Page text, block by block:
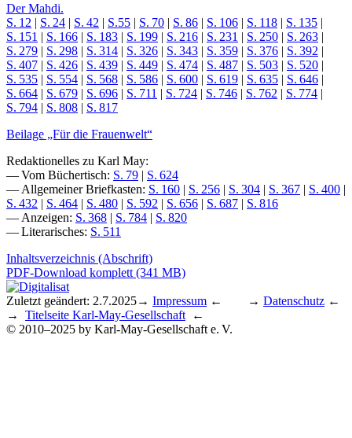
Der Mahdi.
S. 12 | S. 24 | S. 42 | S.55 | S. 70 | S. 86 | S. 106 | S. 118 | S. 135 |
S. 151 | S. 166 | S. 183 | S. 199 | S. 216 | S. 231 | S. 250 | S. 263 |
S. 279 | S. 298 | S. 314 | S. 326 | S. 343 | S. 359 | S. 376 | S. 392 |
S. 407 | S. 426 | S. 439 | S. 449 | S. 474 | S. 487 | S. 503 | S. 520 |
S. 535 | S. 554 | S. 568 | S. 586 | S. 600 | S. 619 | S. 635 | S. 646 |
S. 664 | S. 679 | S. 696 | S. 711 | S. 724 | S. 746 | S. 762 | S. 774 |
S. 794 | S. 808 | S. 817
Beilage „Für die Frauenwelt“
Redaktionelles zu Karl May:
— Vom Büchertisch: S. 79 | S. 624
— Allgemeiner Briefkasten: S. 160 | S. 256 | S. 304 | S. 367 | S. 400 |
S. 432 | S. 464 | S. 480 | S. 592 | S. 656 | S. 687 | S. 816
— Anzeigen: S. 368 | S. 784 | S. 820
— Literarisches: S. 511
Inhaltsverzeichnis (Abschrift)
PDF-Download komplett (341 MB)
Zuletzt geändert: 2.7.2025→ Impressum ← → Datenschutz ←
→ Titelseite Karl-May-Gesellschaft ←
© 2010–2025 by Karl-May-Gesellschaft e. V.